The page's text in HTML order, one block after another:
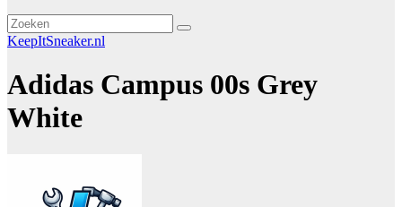
KeepItSneaker.nl
Adidas Campus 00s Grey
White